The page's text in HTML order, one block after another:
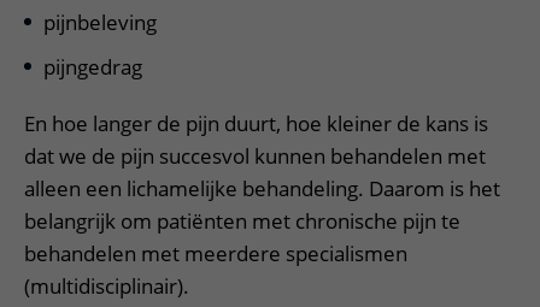
pijnbeleving
pijngedrag
En hoe langer de pijn duurt, hoe kleiner de kans is
dat we de pijn succesvol kunnen behandelen met
alleen een lichamelijke behandeling. Daarom is het
belangrijk om patiënten met chronische pijn te
behandelen met meerdere specialismen
(multidisciplinair).